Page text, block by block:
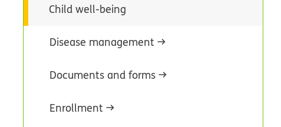
Child well-being
Disease management
Documents and forms
Enrollment